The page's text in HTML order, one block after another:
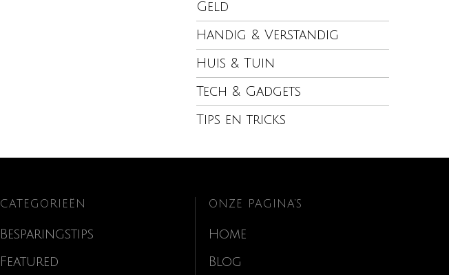
Geld
Handig & Verstandig
Huis & Tuin
Tech & Gadgets
Tips en tricks
CATEGORIEËN
Besparingstips
Featured
ONZE PAGINA’S
Home
Blog